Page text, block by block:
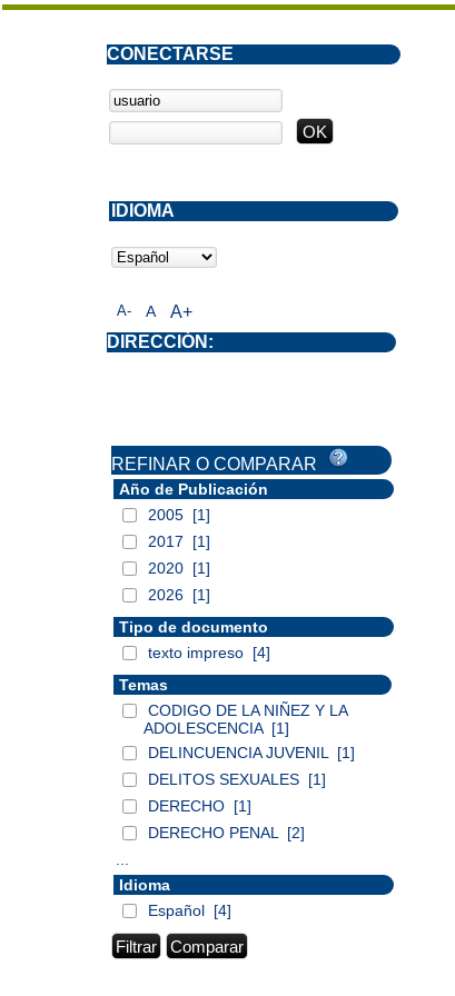
A- A A+
CONECTARSE
DIRECCIÓN:
IDIOMA
REFINAR O COMPARAR
Año de Publicación
2005 [1]
2017
[1]
2020 [1]
2026 [1]
Tipo de documento
texto impreso [4]
Temas
CODIGO DE LA NIÑEZ Y LA
ADOLESCENCIA [1]
DELINCUENCIA JUVENIL
[1]
DELITOS SEXUALES [1]
DERECHO [1]
DERECHO PENAL
[2]
Idioma
Español [4]